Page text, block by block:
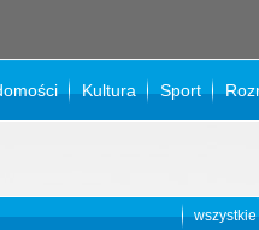
Kultura Sport
wszystkie